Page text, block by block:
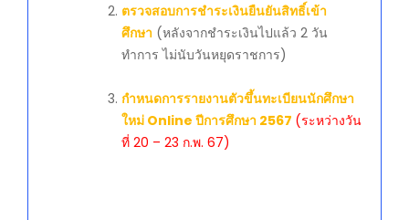
ตรวจสอบการชำระเงินยืนยันสิทธิ์เข้า
ศึกษา (หลังจากชำระเงินไปแล้ว 2 วัน
ทำการ ไม่นับวันหยุดราชการ)
กำหนดการรายงานตัวขึ้นทะเบียนนักศึกษา
ใหม่ Online ปีการศึกษา 2567 (ระหว่างวัน
ที่ 20 – 23 ก.พ. 67)